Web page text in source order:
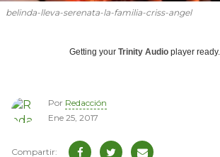
belinda-lleva-serenata-la-familia-criss-angel
Getting your Trinity Audio player ready...
Por Redacción
Ene 25, 2017